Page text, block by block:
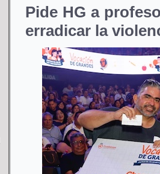
Pide HG a
erradicar la